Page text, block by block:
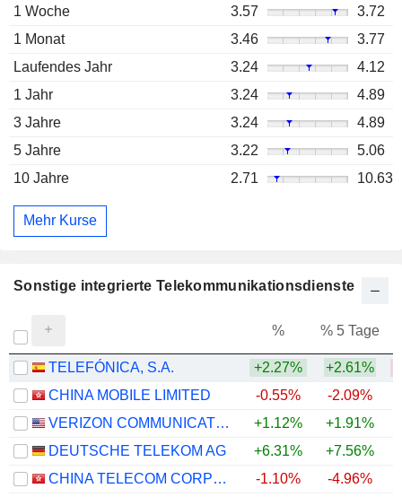
1 Woche 3.57
3.72
1 Monat
3.46
3.77
Laufendes Jahr
3.24
4.12
1 Jahr
3.24
4.89
3 Jahre
3.24
4.89
5 Jahre
3.22
5.06
10 Jahre
2.71 10.63
Mehr Kurse
Sonstige integrierte Telekommunikationsdienste
% % 5 Tage
TELEFÓNICA, S.A. +2.27% +2.61%
CHINA MOBILE LIMITED
-0.55% -2.09%
VERIZON COMMUNICATIONS, INC.
+1.12% +1.91%
DEUTSCHE TELEKOM AG
+6.31% +7.56%
CHINA TELECOM CORPORATION LIMITED
-1.10% -4.96%